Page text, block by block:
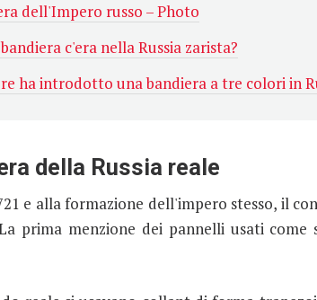
dell'Impero russo – Photo
c'era nella Russia zarista?
ha introdotto una bandiera a tre colori in
della Russia reale
e alla formazione dell'impero stesso, il
prima menzione dei pannelli usati